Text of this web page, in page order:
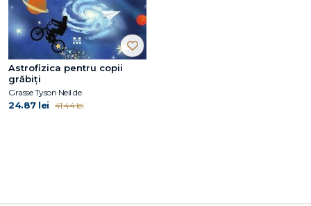
Astrofizica pentru copii
grăbiți
Grasse Tyson Neil de
24.87 lei 41.44 lei